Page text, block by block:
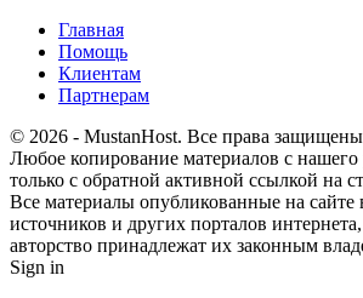
Главная
Помощь
Клиентам
Партнерам
© 2026 - MustanHost. Все права
Любое копирование материалов с нашего
только с обратной активной ссылкой на
Все материалы опубликованные на сайте
источников и других порталов
авторство принадлежат их законным
Sign in